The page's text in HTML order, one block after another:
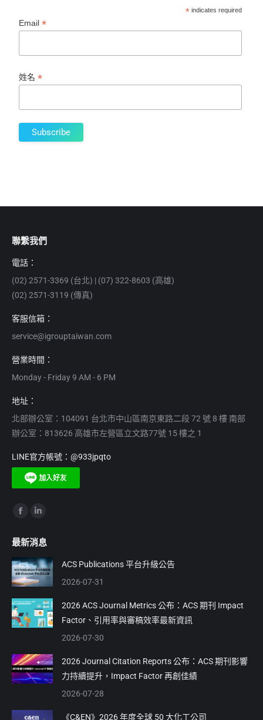
* indicates required
Email*
姓名*
聯繫我們
電話：
(02) 2571-3369 (台北) | (07) 322-8603 (高雄)
(02) 2571-3119 (傳真)
客服信箱：
service@igrouptaiwan.com
營業時間：
Monday - Friday 9 AM - 6 PM
地址：
北部辦公室：104091 台北市中山區南京東路二段 72 號 8 樓 南部
辦公室：813626 高雄市左營區立文路77號 15 樓之 1
LINE官方帳號：@933jpqto
Find us on:
opens
in
new
opens
in
new
最新消息
ACS Publications 平台升級公告
2026-07-31
2026 ACS Journal Metrics 公布：ACS 期刊 Impact
Factor、引用率與審稿效率最新資訊
2026-07-30
2026 Journal Citation Reports 公布：ACS 期刊影響
力持續提升，Impact Factor 再創佳績
2026-07-28
《C&EN》2026 年度全球 50 大化工公司